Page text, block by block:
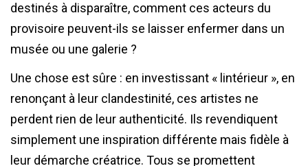
destinés à disparaître, comment ces acteurs du
provisoire peuvent-ils se laisser enfermer dans un
musée ou une galerie ?
Une chose est sûre : en investissant « lintérieur », en
renonçant à leur clandestinité, ces artistes ne
perdent rien de leur authenticité. Ils revendiquent
simplement une inspiration différente mais fidèle à
leur démarche créatrice. Tous se promettent